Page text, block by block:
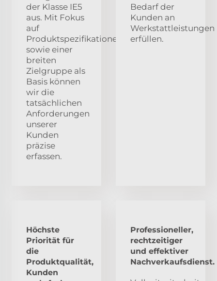
der Klasse IE5
aus. Mit Fokus
auf
Produktspezifikationen
sowie einer
breiten
Zielgruppe als
Basis können
wir die
tatsächlichen
Anforderungen
unserer
Kunden
präzise
erfassen.
Bedarf der
Kunden an
Werkstattleistungen
erfüllen.
Höchste
Priorität für
die
Produktqualität,
Kunden
Professioneller,
rechtzeitiger
und effektiver
Nachverkaufsdienst.